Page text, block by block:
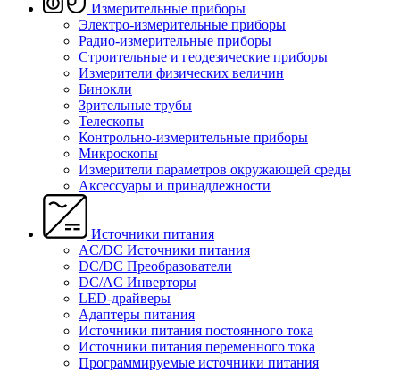
Измерительные приборы
Электро-измерительные приборы
Радио-измерительные приборы
Строительные и геодезические приборы
Измерители физических величин
Бинокли
Зрительные трубы
Телескопы
Контрольно-измерительные приборы
Микроскопы
Измерители параметров окружающей среды
Аксессуары и принадлежности
Источники питания
AC/DC Источники питания
DC/DC Преобразователи
DC/AC Инверторы
LED-драйверы
Адаптеры питания
Источники питания постоянного тока
Источники питания переменного тока
Программируемые источники питания